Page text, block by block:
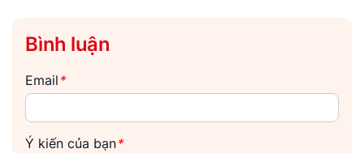
Bình luận
Email *
Ý kiến của bạn*